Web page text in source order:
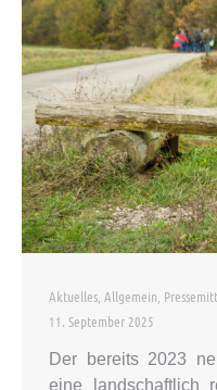
Aktuelles Allgemein
11. September 2025
Der bereits 2023
eine landschaftlich